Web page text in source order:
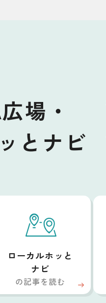
場・
とナビ
ローカルホッと
ナビ
の記事を読む